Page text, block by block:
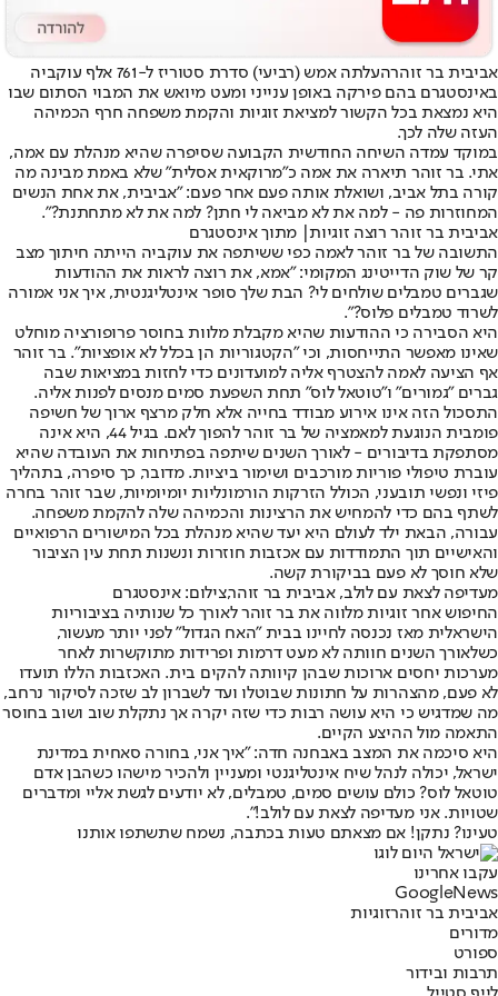
אביבית בר זוהר
העלתה אמש (רביעי) סדרת סטוריז ל-761 אלף עוקביה
באינסטגרם בהם פירקה באופן ענייני ומעט מיואש את המבוי הסתום שבו
היא נמצאת בכל הקשור למציאת זוגיות והקמת משפחה חרף הכמיהה
העזה שלה לכך.
במוקד עמדה השיחה החודשית הקבועה שסיפרה שהיא מנהלת עם אמה,
אתי. בר זוהר תיארה את אמה כ"מרוקאית אסלית" שלא באמת מבינה מה
קורה בתל אביב, ושואלת אותה פעם אחר פעם: "אביבית, את אחת הנשים
המחוזרות פה - למה את לא מביאה לי חתן? למה את לא מתחתנת?".
אביבית בר זוהר רוצה זוגיות| מתוך אינסטגרם
התשובה של בר זוהר לאמה כפי ששיתפה את עוקביה הייתה חיתוך מצב
קר של שוק הדייטינג המקומי: "אמא, את רוצה לראות את ההודעות
שגברים טמבלים שולחים לי? הבת שלך סופר אינטליגנטית, איך אני אמורה
לשרוד טמבלים פלוס?".
היא הסבירה כי ההודעות שהיא מקבלת מלוות בחוסר פרופורציה מוחלט
שאינו מאפשר התייחסות, וכי "הקטגוריות הן בכלל לא אופציות". בר זוהר
אף הציעה לאמה להצטרף אליה למועדונים כדי לחזות במציאות שבה
גברים "גמורים" ו"טוטאל לוס" תחת השפעת סמים מנסים לפנות אליה.
התסכול הזה אינו אירוע מבודד בחייה אלא חלק מרצף ארוך של חשיפה
פומבית הנוגעת למאמציה של בר זוהר להפוך לאם. בגיל 44, היא אינה
מסתפקת בדיבורים - לאורך השנים שיתפה בפתיחות את העובדה שהיא
עוברת טיפולי פוריות מורכבים ושימור ביציות. מדובר, כך סיפרה, בתהליך
פיזי ונפשי תובעני, הכולל הזרקות הורמונליות יומיומיות, שבר זוהר בחרה
לשתף בהם כדי להמחיש את הרצינות והכמיהה שלה להקמת משפחה.
עבורה, הבאת ילד לעולם היא יעד שהיא מנהלת בכל המישורים הרפואיים
והאישיים תוך התמודדות עם אכזבות חוזרות ונשנות תחת עין הציבור
שלא חוסך לא פעם בביקורת קשה.
מעדיפה לצאת עם לולב, אביבית בר זוהר,צילום: אינסטגרם
החיפוש אחר זוגיות מלווה את בר זוהר לאורך כל שנותיה בציבוריות
הישראלית מאז נכנסה לחיינו בבית "האח הגדול" לפני יותר מעשור,
כשלאורך השנים חוותה לא מעט דרמות ופרידות מתוקשרות לאחר
מערכות יחסים ארוכות שבהן קיוותה להקים בית. האכזבות הללו תועדו
לא פעם, מהצהרות על חתונות שבוטלו ועד לשברון לב שזכה לסיקור נרחב,
מה שמדגיש כי היא עושה רבות כדי שזה יקרה אך נתקלת שוב ושוב בחוסר
התאמה מול ההיצע הקיים.
היא סיכמה את המצב באבחנה חדה: "איך אני, בחורה סאחית במדינת
ישראל, יכולה לנהל שיח אינטליגנטי ומעניין ולהכיר מישהו כשהבן אדם
טוטאל לוס? כולם עושים סמים, טמבלים, לא יודעים לגשת אליי ומדברים
שטויות. אני מעדיפה לצאת עם לולב!".
טעינו? נתקן! אם מצאתם טעות בכתבה, נשמח שתשתפו אותנו
עקבו אחרינו
Googl eNews
אביבית בר זוהרזוגיות
מדורים
ספורט
תרבות ובידור